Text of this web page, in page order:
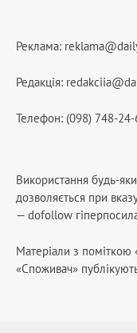
Реклама:
Редакція:
Телефон: (098) 748-24-
Використання будь-
дозволяється при
— dofollow
Матеріали з поміткою
«Споживач»